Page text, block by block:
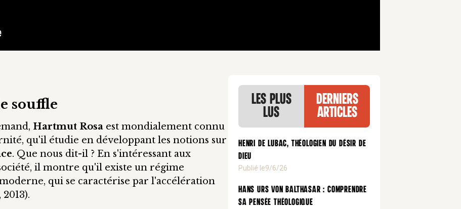
souffle
Hartmut Rosa est mondialement connu
qu'il étudie en développant les notions sur
. Que nous dit-il ? En s'intéressant aux
il montre qu'il existe un régime
qui se caractérise par l'accélération
Les plus
lus
Derniers
articles
Henri de Lubac, théologien du désir de
Dieu
Publié le9/6/26
Hans Urs von Balthasar : comprendre
sa pensée théologique